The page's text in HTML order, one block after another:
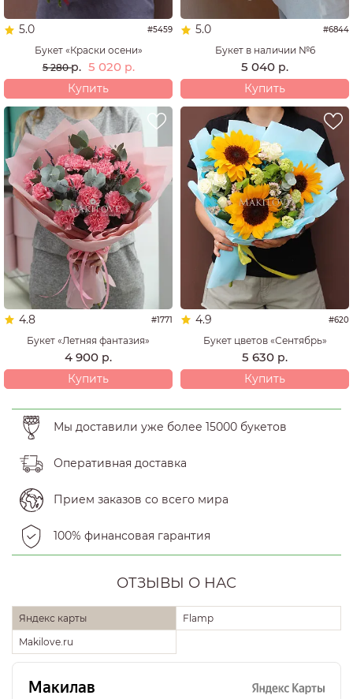
5.0 #5459
Букет «Краски осени»
5 280р. 5 020 р.
Купить
5.0 #6844
Букет в наличии №6
5 040 р.
Купить
4.8 #1771
Букет «Летняя фантазия»
4 900 р.
Купить
4.9 #620
Букет цветов «Сентябрь»
5 630 р.
Купить
Мы доставили уже более 15000 букетов
Оперативная доставка
Прием заказов со всего мира
100% финансовая гарантия
ОТЗЫВЫ О НАС
Яндекс карты
Flamp
Makilove.ru